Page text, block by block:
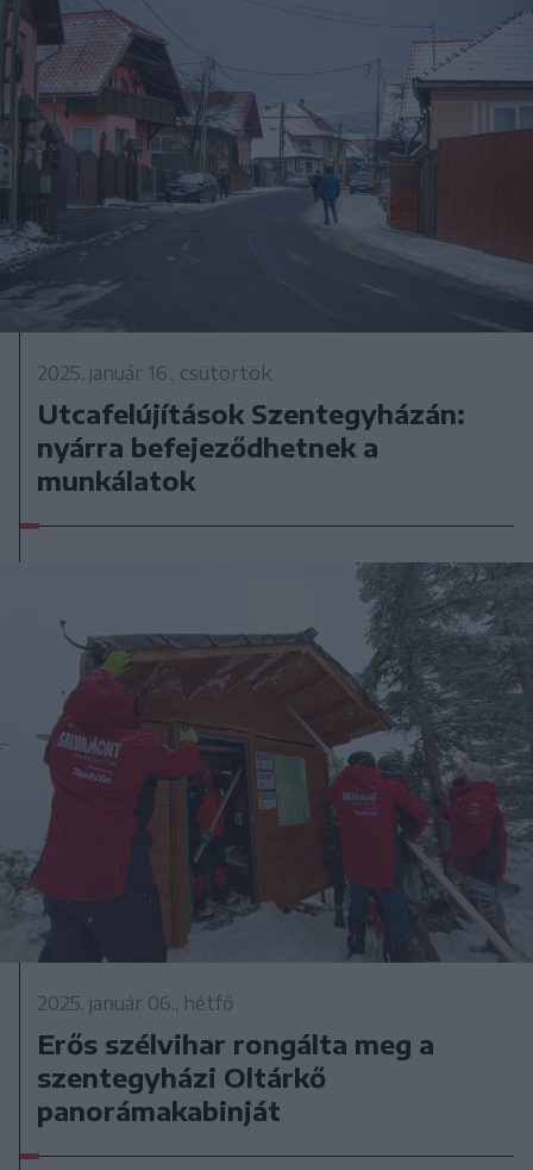
2025. január 16., csütörtök
Utcafelújítások Szentegyházán:
nyárra befejeződhetnek a
munkálatok
2025. január 06., hétfő
Erős szélvihar rongálta meg a
szentegyházi Oltárkő
panorámakabinját